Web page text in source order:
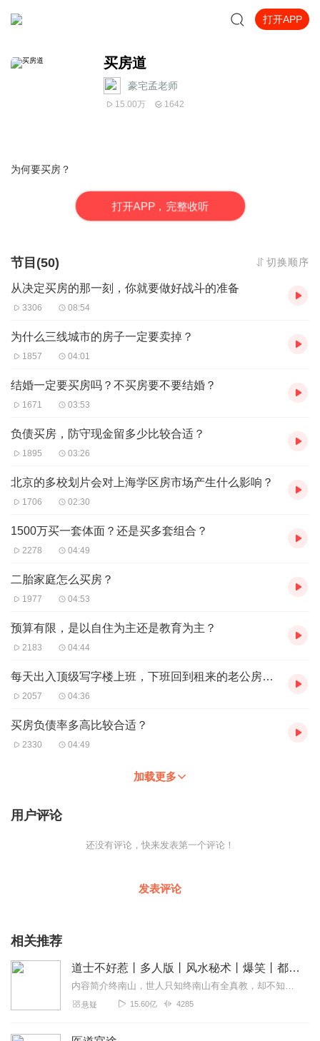
打开APP
买房道
豪宅孟老师
15.00万 1642
为何要买房？
打开APP，完整收听
节目(50) 切换顺序
从决定买房的那一刻，你就要做好战斗的准备
3306 08:54
为什么三线城市的房子一定要卖掉？
1857 04:01
结婚一定要买房吗？不买房要不要结婚？
1671 03:53
负债买房，防守现金留多少比较合适？
1895 03:26
北京的多校划片会对上海学区房市场产生什么影响？
1706 02:30
1500万买一套体面？还是买多套组合？
2278 04:49
二胎家庭怎么买房？
1977 04:53
预算有限，是以自住为主还是教育为主？
2183 04:44
每天出入顶级写字楼上班，下班回到租来的老公房吃泡面？
2057 04:36
买房负债率多高比较合适？
2330 04:49
加载更多
用户评论
还没有评论，快来发表第一个评论！
发表评论
相关推荐
道士不好惹丨多人版丨风水秘术丨爆笑丨都市丨悬疑丨骨头演播
内容简介终南山，世人只知终南山有全真教，却不知终南山下有一座破败的道观。世人只知茅山善捉鬼，天师精辟邪，杨公会风水，却不知古井观人最懂天道。那一天，古井观的人...
悬疑 15.60亿 4285